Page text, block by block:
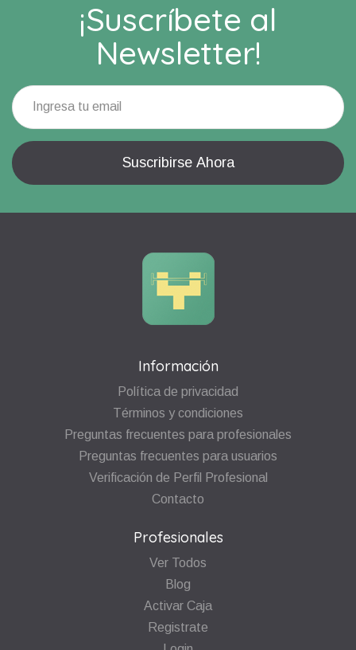
¡Suscríbete al
Newsletter!
Información
Política de privacidad
Términos y condiciones
Preguntas frecuentes para profesionales
Preguntas frecuentes para usuarios
Verificación de Perfil Profesional
Contacto
Profesionales
Ver Todos
Blog
Activar Caja
Registrate